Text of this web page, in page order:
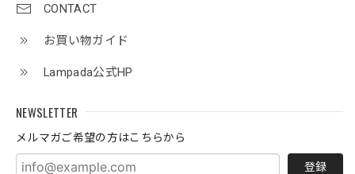
CONTACT
お買い物ガイド
Lampada公式HP
NEWSLETTER
メルマガご希望の方はこちらから
登録